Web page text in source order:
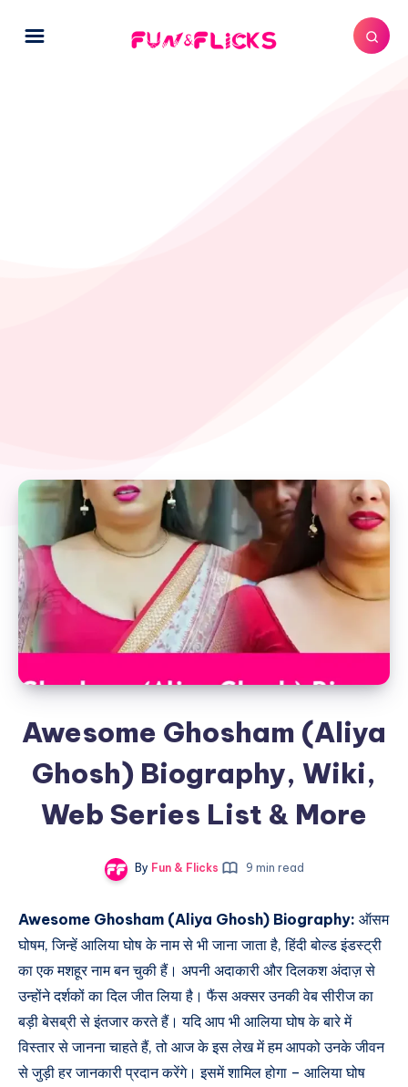
Awesome Ghosham (Aliya
Ghosh) Biography, Wiki,
Web Series List & More
By Fun & Flicks 9 min read
Awesome Ghosham (Aliya Ghosh) Biography: ऑसम
घोषम, जिन्हें आलिया घोष के नाम से भी जाना जाता है, हिंदी बोल्ड इंडस्ट्री
का एक मशहूर नाम बन चुकी हैं। अपनी अदाकारी और दिलकश अंदाज़ से
उन्होंने दर्शकों का दिल जीत लिया है। फैंस अक्सर उनकी वेब सीरीज का
बड़ी बेसब्री से इंतजार करते हैं। यदि आप भी आलिया घोष के बारे में
विस्तार से जानना चाहते हैं, तो आज के इस लेख में हम आपको उनके जीवन
से जुड़ी हर जानकारी प्रदान करेंगे। इसमें शामिल होगा – आलिया घोष